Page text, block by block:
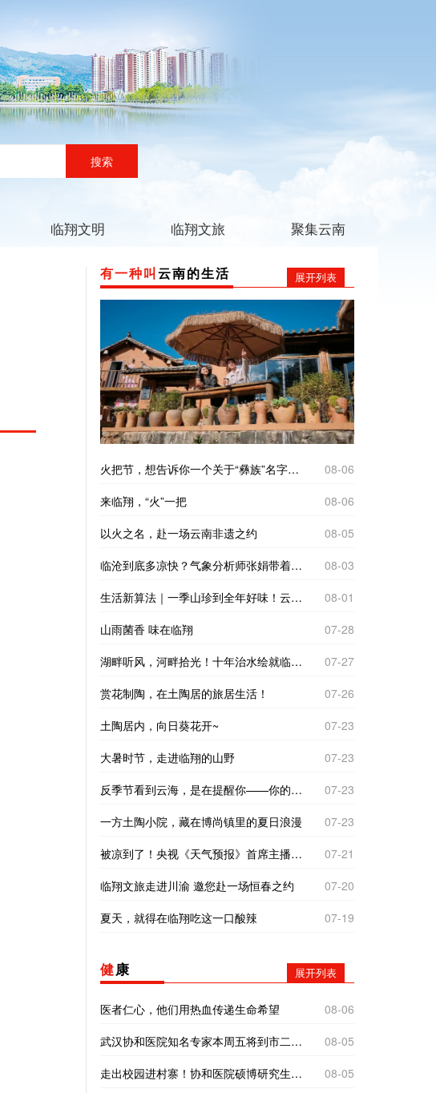
搜索
临翔文明 临翔文旅 聚集云南
有一种叫云南的生活 展开列表
火把节，想告诉你一个关于“彝族”名字的故事
08-06
来临翔，“火”一把
08-06
以火之名，赴一场云南非遗之约
08-05
临沧到底多凉快？气象分析师张娟带着仪器来实测
08-03
生活新算法｜一季山珍到全年好味！云南临沧“树koko”里的致富经
08-01
山雨菌香 味在临翔
07-28
湖畔听风，河畔拾光！十年治水绘就临翔“家门口的诗与远方”
07-27
赏花制陶，在土陶居的旅居生活！
07-26
土陶居内，向日葵花开~
07-23
大暑时节，走进临翔的山野
07-23
反季节看到云海，是在提醒你——你的“云”气不差，别着急。错季的相遇，往往是最好的运气！
07-23
一方土陶小院，藏在博尚镇里的夏日浪漫
07-23
被凉到了！央视《天气预报》首席主播杨丹临沧之旅有惊喜
07-21
临翔文旅走进川渝 邀您赴一场恒春之约
07-20
夏天，就得在临翔吃这一口酸辣
07-19
健康 展开列表
医者仁心，他们用热血传递生命希望
08-06
武汉协和医院知名专家本周五将到市二院义诊！
08-05
走出校园进村寨！协和医院硕博研究生到南美乡探寻基层医疗“真问题”
08-05